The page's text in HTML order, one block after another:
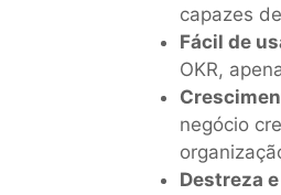
capazes
Fácil de
OKR,
negócio
Destreza